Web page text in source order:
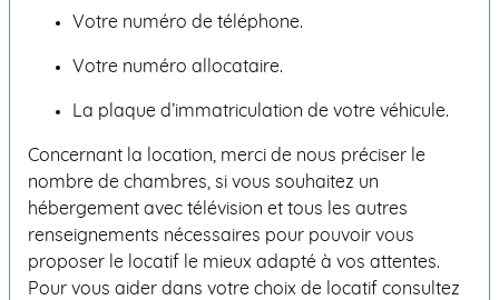
Votre numéro de téléphone.
Votre numéro allocataire.
La plaque d’immatriculation de votre véhicule.
Concernant la location, merci de nous préciser le
nombre de chambres, si vous souhaitez un
hébergement avec télévision et tous les autres
renseignements nécessaires pour pouvoir vous
proposer le locatif le mieux adapté à vos attentes.
Pour vous aider dans votre choix de locatif consultez